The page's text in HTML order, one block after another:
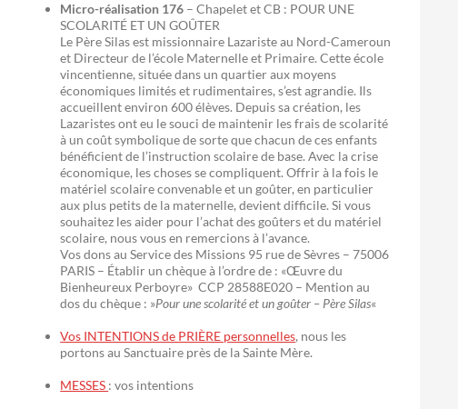
Micro-réalisation 176 – Chapelet et CB : POUR UNE
SCOLARITÉ ET UN GOÛTER
Le Père Silas est missionnaire Lazariste au Nord-Cameroun
et Directeur de l’école Maternelle et Primaire. Cette école
vincentienne, située dans un quartier aux moyens
économiques limités et rudimentaires, s’est agrandie. Ils
accueillent environ 600 élèves. Depuis sa création, les
Lazaristes ont eu le souci de maintenir les frais de scolarité
à un coût symbolique de sorte que chacun de ces enfants
bénéficient de l’instruction scolaire de base. Avec la crise
économique, les choses se compliquent. Offrir à la fois le
matériel scolaire convenable et un goûter, en particulier
aux plus petits de la maternelle, devient difficile. Si vous
souhaitez les aider pour l’achat des goûters et du matériel
scolaire, nous vous en remercions à l’avance.
Vos dons au Service des Missions 95 rue de Sèvres – 75006
PARIS – Établir un chèque à l’ordre de : «Œuvre du
Bienheureux Perboyre» CCP 28588E020 – Mention au
dos du chèque : »Pour une scolarité et un goûter – Père Silas«
Vos INTENTIONS de PRIÈRE personnelles, nous les
portons au Sanctuaire près de la Sainte Mère.
MESSES : vos intentions